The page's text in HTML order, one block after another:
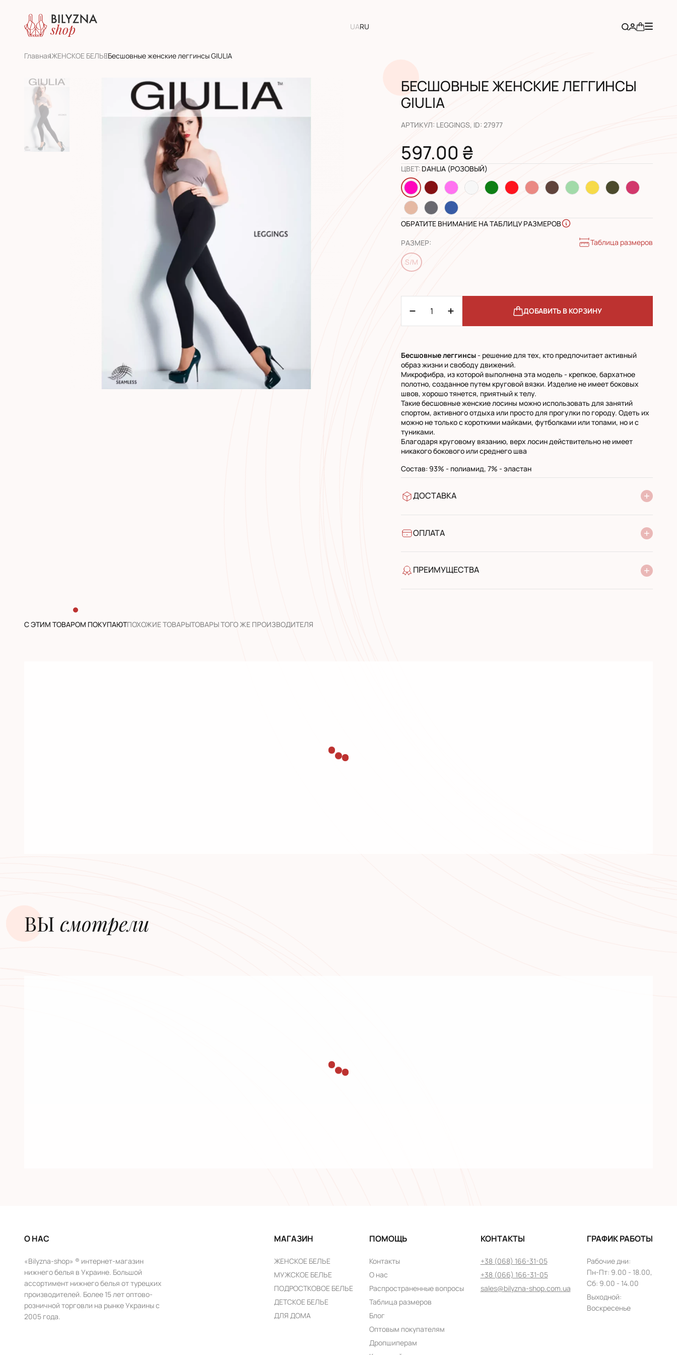
UARU
ГлавнаяЖЕНСКОЕ БЕЛЬЕБесшовные женские леггинсы GIULIA
БЕСШОВНЫЕ ЖЕНСКИЕ ЛЕГГИНСЫ
GIULIA
АРТИКУЛ: LEGGINGS, ID: 27977
597.00 ₴
ЦВЕТ: DAHLIA (РОЗОВЫЙ)
ОБРАТИТЕ ВНИМАНИЕ НА ТАБЛИЦУ РАЗМЕРОВ
РАЗМЕР: Таблица размеров
S/M
ДОБАВИТЬ В КОРЗИНУ
Бесшовные леггинсы- решение для тех, кто предпочитает активный
образ жизни и свободу движений.
Микрофибра, из которой выполнена эта модель - крепкое, бархатное
полотно, созданное путем круговой вязки. Изделие не имеет боковых
швов, хорошо тянется, приятный к телу.
Такие бесшовные женские лосины можно использовать для занятий
спортом, активного отдыха или просто для прогулки по городу. Одеть их
можно не только с короткими майками, футболками или топами, но и с
туниками.
Благодаря круговому вязанию, верх лосин действительно не имеет
никакого бокового или среднего шва
Состав: 93% - полиамид, 7% - эластан
ДОСТАВКА
УкрПочта стандарт
ОПЛАТА
Банковский перевод
ПРЕИМУЩЕСТВА
широкий ассортимент
С ЭТИМ ТОВАРОМ ПОКУПАЮТПОХОЖИЕ ТОВАРЫТОВАРЫ ТОГО ЖЕ ПРОИЗВОДИТЕЛЯ
ВЫ смотрели
О НАС
«Bilyzna-shop» ® интернет-магазин
нижнего белья в Украине. Большой
ассортимент нижнего белья от турецких
производителей. Более 15 лет оптово-
розничной торговли на рынке Украины с
2005 года.
МАГАЗИН
ЖЕНСКОЕ БЕЛЬЕ
МУЖСКОЕ БЕЛЬЕ
ПОДРОСТКОВОЕ БЕЛЬЕ
ДЕТСКОЕ БЕЛЬЕ
ДЛЯ ДОМА
ПОМОЩЬ
Контакты
О нас
Распространенные вопросы
Таблица размеров
Блог
Оптовым покупателям
Дропшиперам
КОНТАКТЫ
+38 (068) 166-31-05
+38 (066) 166-31-05
sales@bilyzna-shop.com.ua
ГРАФИК РАБОТЫ
Рабочие дни:
Пн-Пт: 9.00 - 18.00,
Сб: 9.00 - 14.00
Выходной:
Воскресенье